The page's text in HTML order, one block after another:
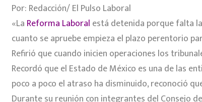
Por: Redacción/ El Pulso Laboral
«La Reforma Laboral está detenida porque falta la
cuanto se apruebe empieza el plazo perentorio
Refirió que cuando inicien operaciones los
Recordó que el Estado de México es una de las
poco a poco el atraso ha disminuido, reconoció
Durante su reunión con integrantes del Consejo